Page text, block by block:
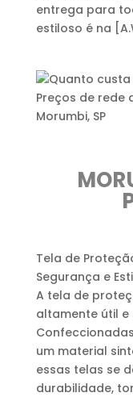
entrega para
estiloso é na
Tela de
Segurança e
A tela de
altamente útil e
um material
essas telas se
durabilidade,